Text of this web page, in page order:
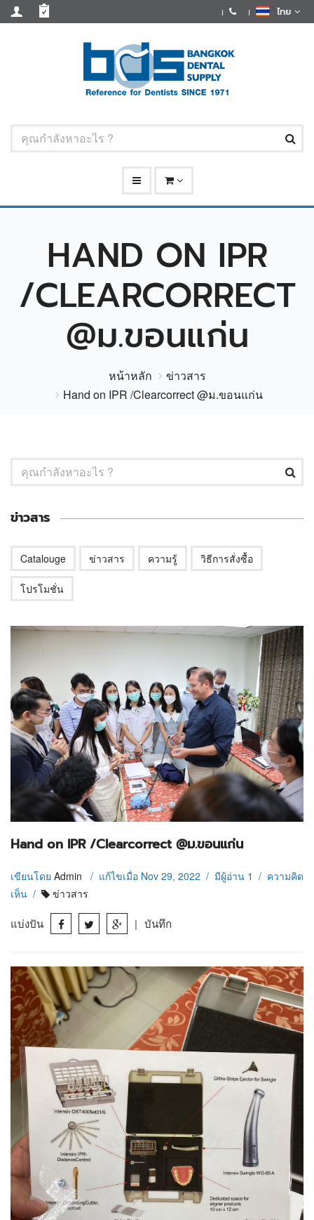
ไทย
HAND ON IPR
/CLEARCORRECT
@ม.ขอนแก่น
หน้าหลัก
ข่าวสาร
Hand on IPR /Clearcorrect @ม.ขอนแก่น
ข่าวสาร
Catalouge ข่าวสาร ความรู้ วิธีการสั่งซื้อ
โปรโมชั่น
Hand on IPR /Clearcorrect @ม.ขอนแก่น
เขียนโดย Admin
/ แก้ไขเมื่อ Nov 29, 2022 / มีผู้อ่าน 1 / ความคิด
เห็น / ข่าวสาร
แบ่งปัน | บันทึก